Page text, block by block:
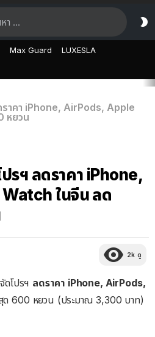
Max Guard LUXESLA
าคา iPhone, AirPods, Apple
หยวน
รฯ ลดราคา iPhone,
ในจีน ลด
2k ดู
ดโปรฯ ลดราคา iPhone, AirPods,
ด 600 หยวน (ประมาณ 3,300 บาท)